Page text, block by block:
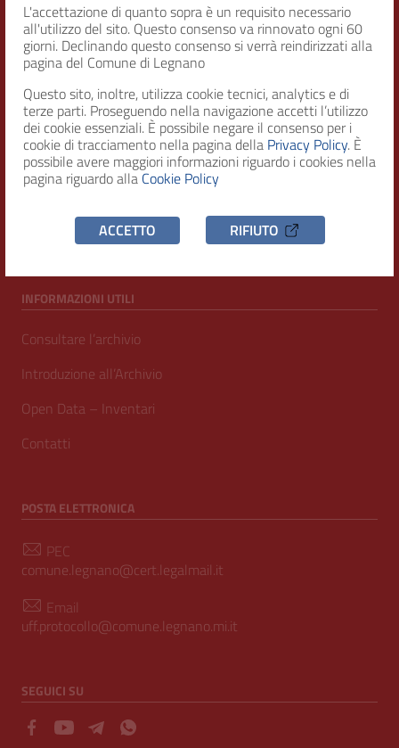
L'accettazione di quanto sopra è un requisito necessario
all'utilizzo del sito. Questo consenso va rinnovato ogni 60
giorni. Declinando questo consenso si verrà reindirizzati alla
pagina del Comune di Legnano
Questo sito, inoltre, utilizza cookie tecnici, analytics e di
terze parti. Proseguendo nella navigazione accetti l’utilizzo
dei cookie essenziali. È possibile negare il consenso per i
cookie di tracciamento nella pagina della Privacy Policy. È
possibile avere maggiori informazioni riguardo i cookies nella
pagina riguardo alla Cookie Policy
ACCETTO RIFIUTO
RECAPITI
Indirizzo
Piazza San Magno 9
20025, Legnano (MI)
Telefono
(+39) 0331471111
C.F. / P.IVA
00807960158
INFORMAZIONI UTILI
Consultare l’archivio
Introduzione all’Archivio
Open Data – Inventari
Contatti
POSTA ELETTRONICA
PEC
comune.legnano@cert.legalmail.it
Email
uff.protocollo@comune.legnano.mi.it
SEGUICI SU